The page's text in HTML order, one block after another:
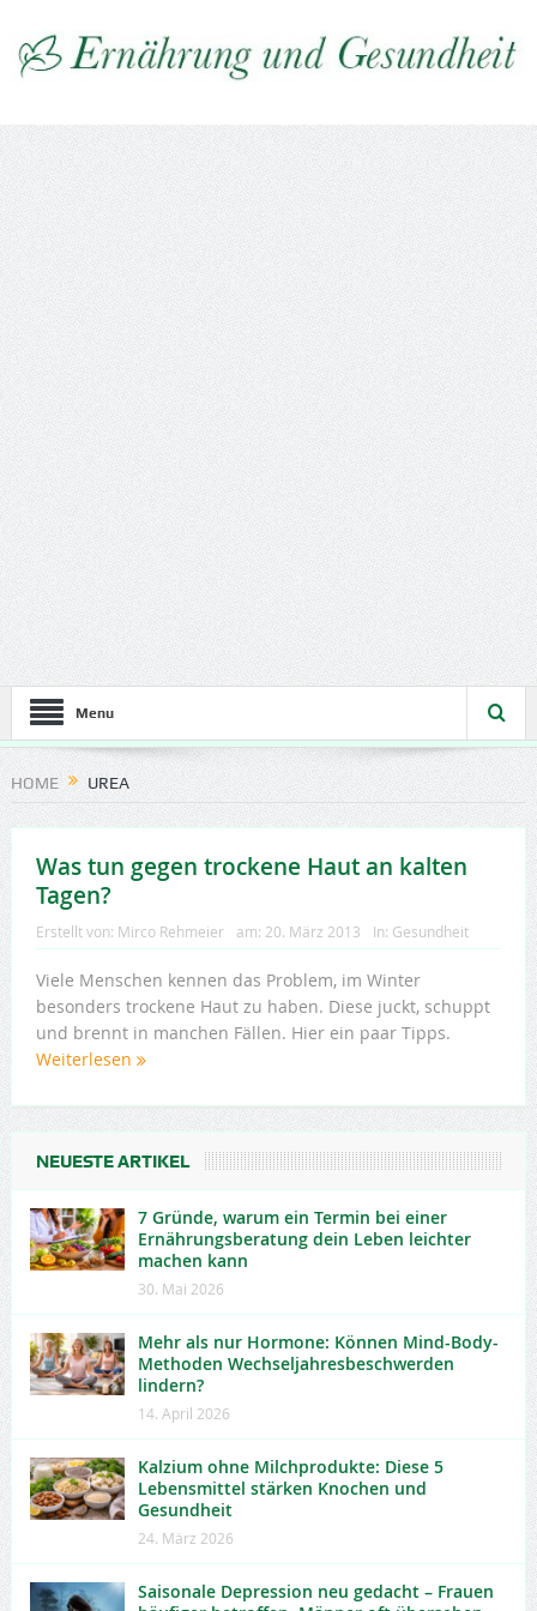
Menu
HOME UREA
Was tun gegen trockene Haut an kalten
Tagen?
Erstellt von: Mirco Rehmeier am: 20. März 2013 In: Gesundheit
Viele Menschen kennen das Problem, im Winter
besonders trockene Haut zu haben. Diese juckt, schuppt
und brennt in manchen Fällen. Hier ein paar Tipps.
Weiterlesen
NEUESTE ARTIKEL
7 Gründe, warum ein Termin bei einer
Ernährungsberatung dein Leben leichter
machen kann
30. Mai 2026
Mehr als nur Hormone: Können Mind-Body-
Methoden Wechseljahresbeschwerden
lindern?
14. April 2026
Kalzium ohne Milchprodukte: Diese 5
Lebensmittel stärken Knochen und
Gesundheit
24. März 2026
Saisonale Depression neu gedacht – Frauen